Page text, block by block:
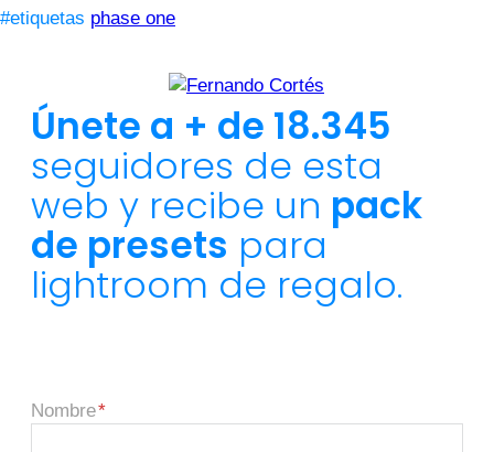
#etiquetas phase one
Únete a + de 18.345
seguidores de esta
web y recibe un pack
de presets para
lightroom de regalo.
Nombre